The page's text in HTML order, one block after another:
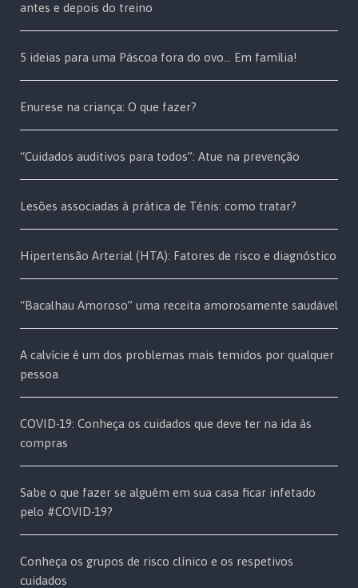
antes e depois do treino
5 ideias para uma Páscoa fora do ovo… Em família!
Enurese na criança: O que fazer?
“Cuidados auditivos para todos”: Atue na prevenção
Lesões associadas à prática de Ténis: como tratar?
Hipertensão Arterial (HTA): Fatores de risco e diagnóstico
“Bacalhau Amoroso” uma receita amorosamente saudável
A calvície é um dos problemas mais temidos por qualquer
pessoa
COVID-19: Conheça os cuidados que deve ter na ida às
compras
Sabe o que fazer se alguém em sua casa ficar infetado
pelo #COVID-19?
Conheça os grupos de risco clínico e os respetivos
cuidados